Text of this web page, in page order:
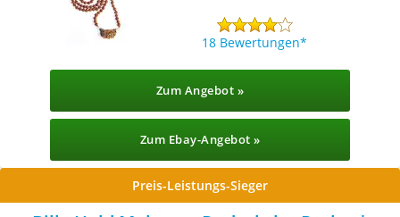
18 Bewertungen
Zum Angebot »
Zum Ebay-Angebot »
Preis-Leistungs-Sieger